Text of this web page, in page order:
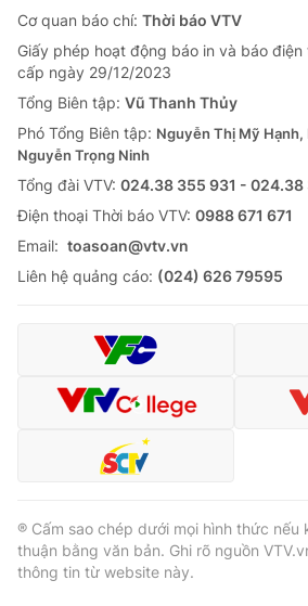
Cơ quan báo chí: Thời báo VTV
Giấy phép hoạt động báo in và báo
cấp ngày 29/12/2023
Tổng Biên tập: Vũ Thanh Thủy
Phó Tổng Biên tập: Nguyễn Thị Mỹ Hạnh,
Nguyễn Trọng Ninh
Tổng đài VTV: 024.38 355 931 - 024.38
Ðiện thoại Thời báo VTV: 0988 671 671
Email: toasoan@vtv.vn
Liên hệ quảng cáo: (024) 626 79595
® Cấm sao chép dưới mọi hình thức nếu
thuận bằng văn bản. Ghi rõ nguồn
thông tin từ website này.